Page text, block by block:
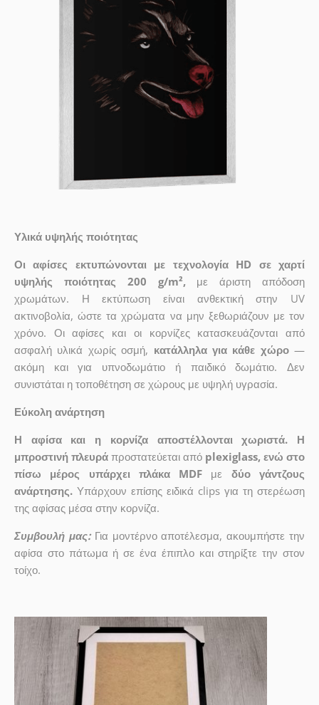
Υλικά υψηλής ποιότητας
Οι αφίσες εκτυπώνονται με τεχνολογία HD σε χαρτί
υψηλής ποιότητας 200 g/m²,
με άριστη απόδοση
χρωμάτων. Η εκτύπωση είναι ανθεκτική στην UV
ακτινοβολία, ώστε τα χρώματα να μην ξεθωριάζουν με τον
χρόνο. Οι αφίσες και οι κορνίζες κατασκευάζονται από
ασφαλή υλικά χωρίς οσμή, κατάλληλα για κάθε χώρο —
ακόμη και για υπνοδωμάτιο ή παιδικό δωμάτιο. Δεν
συνιστάται η τοποθέτηση σε χώρους με υψηλή υγρασία.
Εύκολη ανάρτηση
Η αφίσα και η κορνίζα αποστέλλονται χωριστά. Η
μπροστινή πλευρά προστατεύεται από plexiglass, ενώ στο
πίσω μέρος υπάρχει πλάκα MDF
με
δύο γάντζους
ανάρτησης. Υπάρχουν επίσης ειδικά clips για τη στερέωση
της αφίσας μέσα στην κορνίζα.
Συμβουλή μας: Για μοντέρνο αποτέλεσμα, ακουμπήστε την
αφίσα στο πάτωμα ή σε ένα έπιπλο και στηρίξτε την στον
τοίχο.